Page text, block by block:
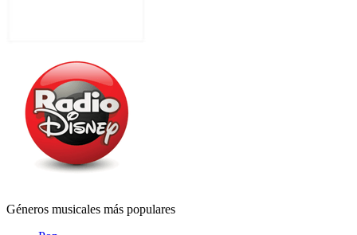
Géneros musicales más populares